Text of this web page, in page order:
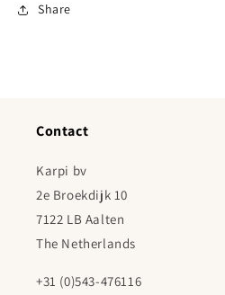
Share
Contact
Karpi bv
2e Broekdijk 10
7122 LB Aalten
The Netherlands
+31 (0)543-476116